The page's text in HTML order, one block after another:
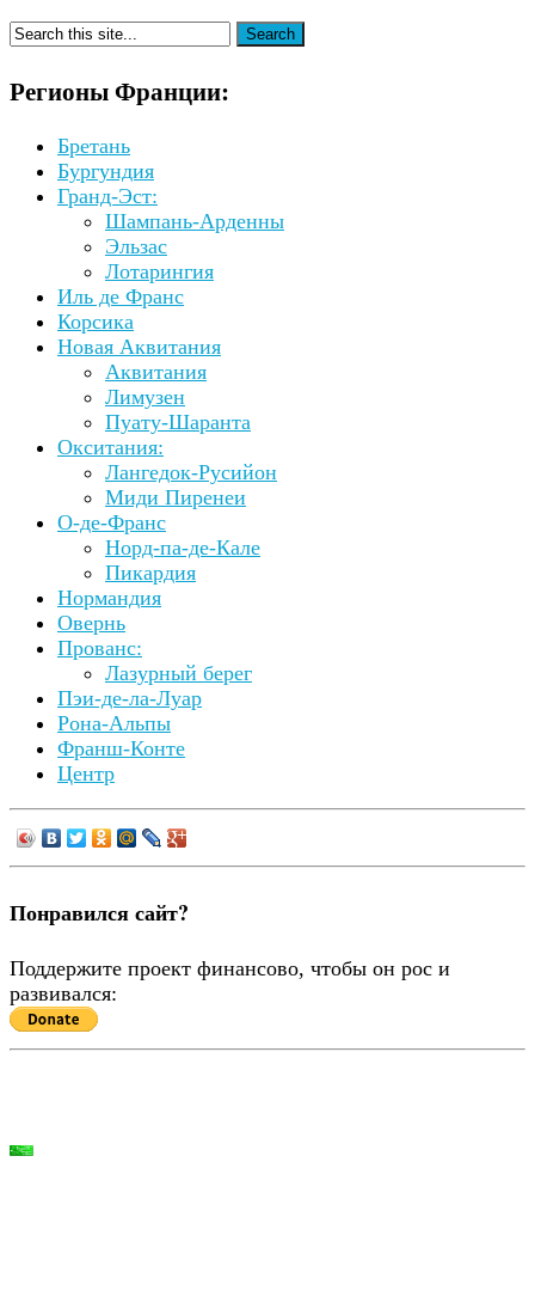
Регионы Франции:
Бретань
Бургундия
Гранд-Эст:
Шампань-Арденны
Эльзас
Лотарингия
Иль де Франс
Корсика
Новая Аквитания
Аквитания
Лимузен
Пуату-Шаранта
Окситания:
Лангедок-Русийон
Миди Пиренеи
О-де-Франс
Норд-па-де-Кале
Пикардия
Нормандия
Овернь
Прованс:
Лазурный берег
Пэи-де-ла-Луар
Рона-Альпы
Франш-Конте
Центр
Понравился сайт?
Поддержите проект финансово, чтобы он рос и
развивался: